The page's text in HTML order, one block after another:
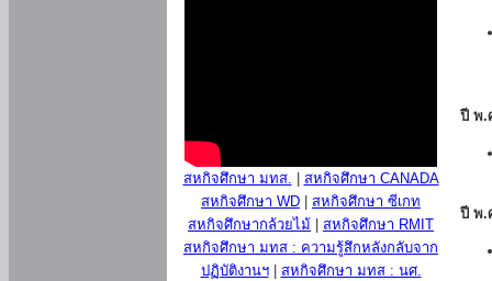
สหกิจศึกษา มทส.
สหกิจศึกษา CANADA
สหกิจศึกษา WD
สหกิจศึกษา ซีเกท
สหกิจศึกษากล้วยไม้
สหกิจศึกษา RMIT
สหกิจศึกษา มทส : ความรู้สึกหลังกลับจาก
ปฏิบัติงานฯ| สหกิจศึกษา มทส : นศ.
ปี พ
ปี พ